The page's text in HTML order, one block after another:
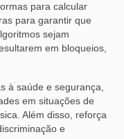
para calcular
para garantir que
sejam
em bloqueios,
à saúde e segurança,
em situações de
Além disso, reforça
e